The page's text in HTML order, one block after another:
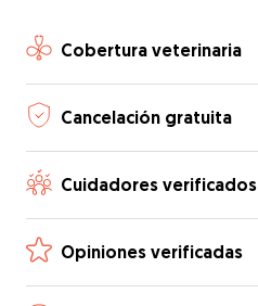
Cobertura veterinaria
Cancelación gratuita
Cuidadores verificados
Opiniones verificadas